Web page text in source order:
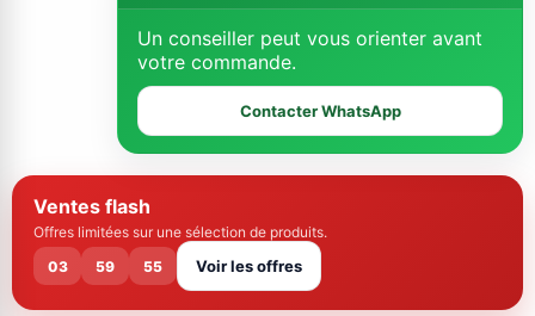
Un conseiller peut vous orienter avant
votre commande.
Contacter WhatsApp
Ventes flash
Offres limitées sur une sélection de produits.
03
59 55 Voir les offres